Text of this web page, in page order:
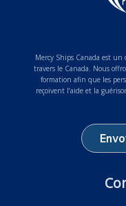
Mercy Ships Canada est un
travers le Canada. Nous
formation afin que les
reçoivent l’aide et la